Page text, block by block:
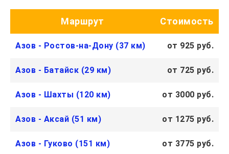
Маршрут Стоимость
Азов - Ростов-на-Дону (37 км) от 925 руб.
Азов - Батайск (29 км) от 725 руб.
Азов - Шахты (120 км) от 3000 руб.
Азов - Аксай (51 км) от 1275 руб.
Азов - Гуково (151 км) от 3775 руб.